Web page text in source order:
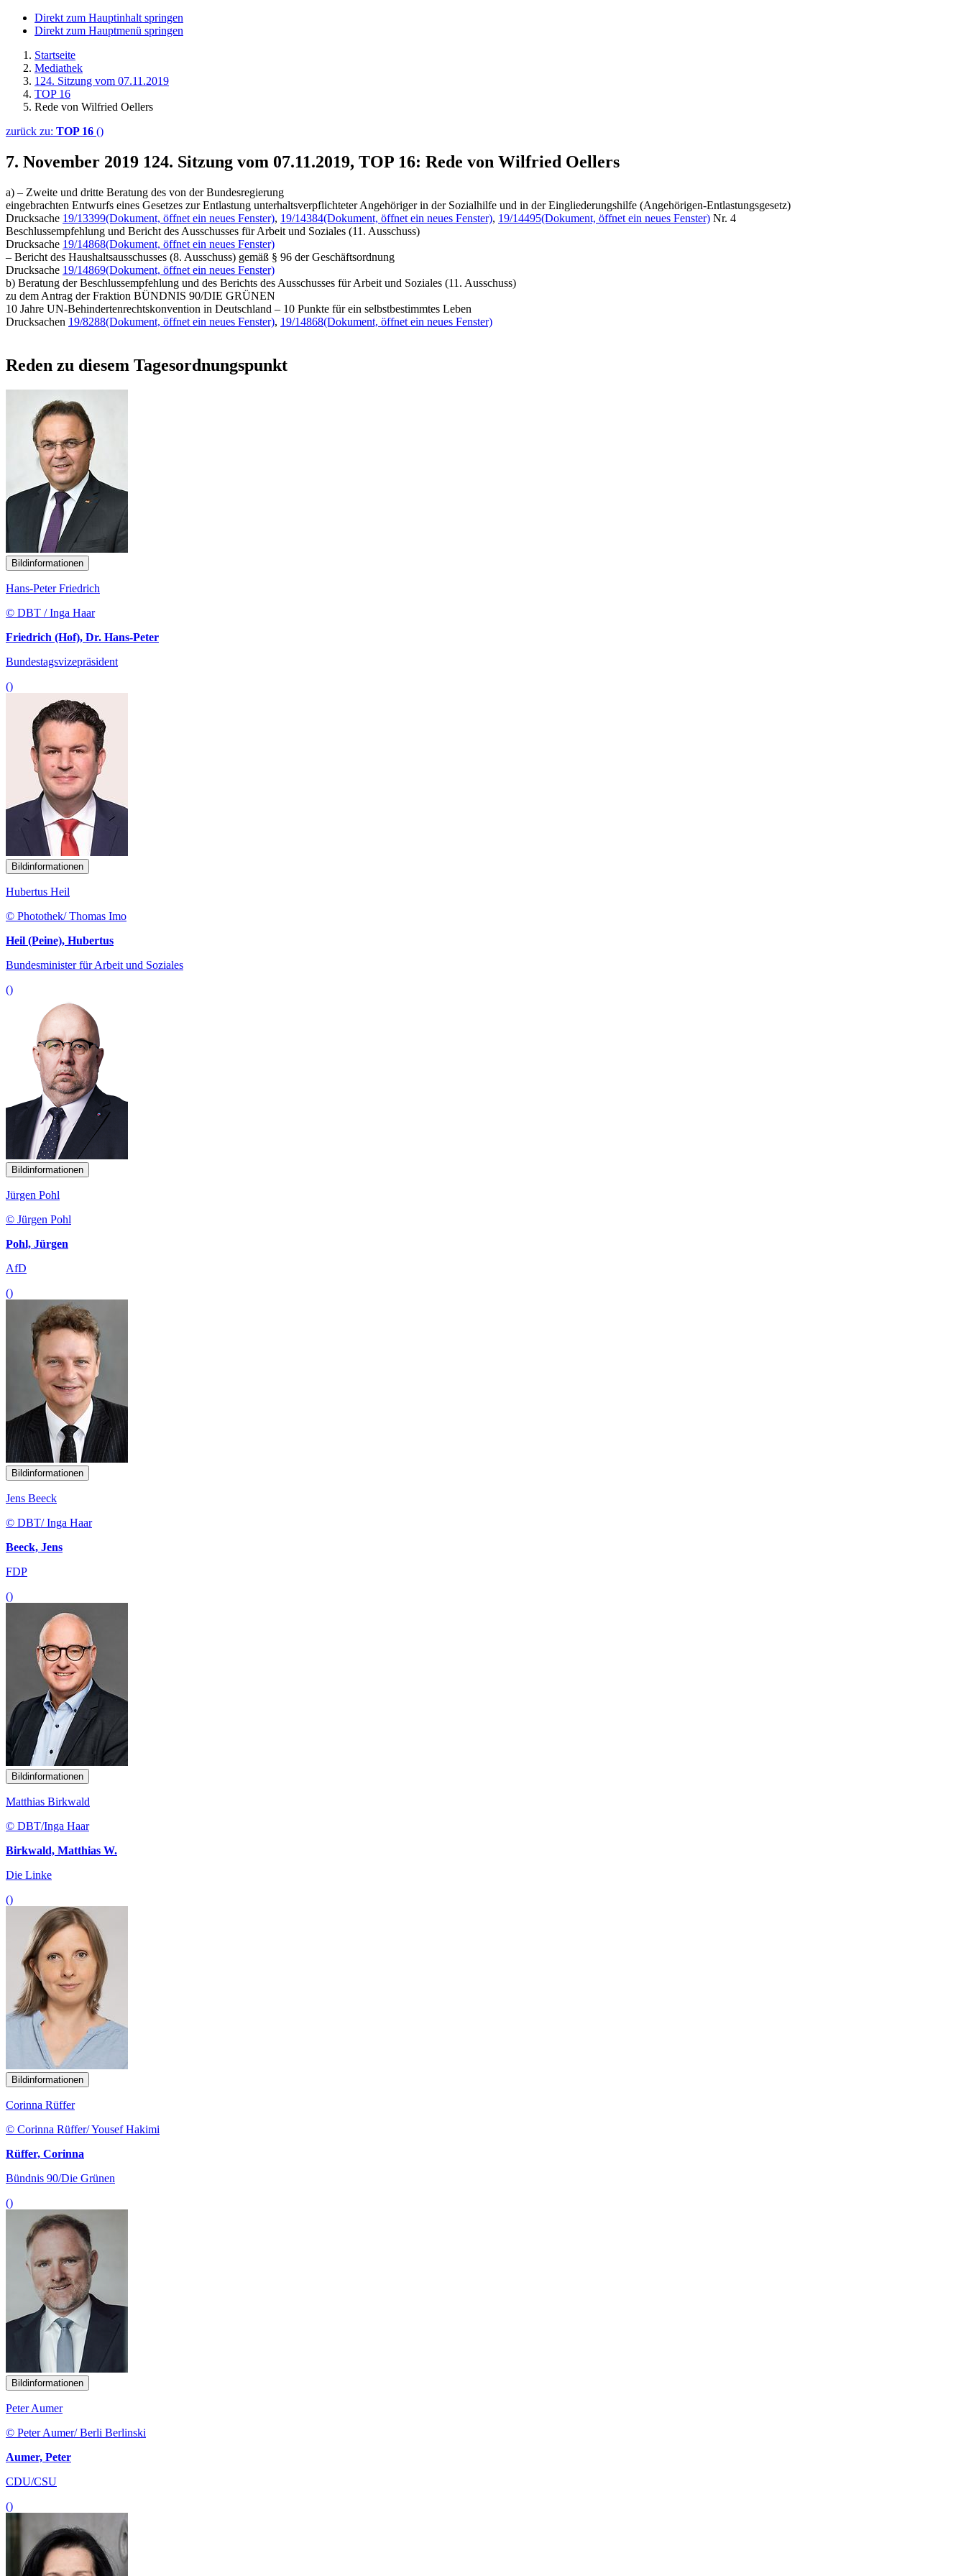
Direkt zum Hauptinhalt springen
Direkt zum Hauptmenü springen
Startseite
Mediathek
124. Sitzung vom 07.11.2019
TOP 16
Rede von Wilfried Oellers
zurück zu: TOP 16 ()
7. November 2019 124. Sitzung vom 07.11.2019, TOP 16: Rede von Wilfried Oellers
a) – Zweite und dritte Beratung des von der Bundesregierung
eingebrachten Entwurfs eines Gesetzes zur Entlastung unterhaltsverpflichteter Angehöriger in der Sozialhilfe und in der Eingliederungshilfe (Angehörigen-Entlastungsgesetz)
Drucksache 19/13399(Dokument, öffnet ein neues Fenster), 19/14384(Dokument, öffnet ein neues Fenster), 19/14495(Dokument, öffnet ein neues Fenster) Nr. 4
Beschlussempfehlung und Bericht des Ausschusses für Arbeit und Soziales (11. Ausschuss)
Drucksache 19/14868(Dokument, öffnet ein neues Fenster)
– Bericht des Haushaltsausschusses (8. Ausschuss) gemäß § 96 der Geschäftsordnung
Drucksache 19/14869(Dokument, öffnet ein neues Fenster)
b) Beratung der Beschlussempfehlung und des Berichts des Ausschusses für Arbeit und Soziales (11. Ausschuss)
zu dem Antrag der Fraktion BÜNDNIS 90/DIE GRÜNEN
10 Jahre UN-Behindertenrechtskonvention in Deutschland – 10 Punkte für ein selbstbestimmtes Leben
Drucksachen 19/8288(Dokument, öffnet ein neues Fenster), 19/14868(Dokument, öffnet ein neues Fenster)
Reden zu diesem Tagesordnungspunkt
Bildinformationen
Hans-Peter Friedrich
© DBT / Inga Haar
Friedrich (Hof), Dr. Hans-Peter
Bundestagsvizepräsident
()
Bildinformationen
Hubertus Heil
© Photothek/ Thomas Imo
Heil (Peine), Hubertus
Bundesminister für Arbeit und Soziales
()
Bildinformationen
Jürgen Pohl
© Jürgen Pohl
Pohl, Jürgen
AfD
()
Bildinformationen
Jens Beeck
© DBT/ Inga Haar
Beeck, Jens
FDP
()
Bildinformationen
Matthias Birkwald
© DBT/Inga Haar
Birkwald, Matthias W.
Die Linke
()
Bildinformationen
Corinna Rüffer
© Corinna Rüffer/ Yousef Hakimi
Rüffer, Corinna
Bündnis 90/Die Grünen
()
Bildinformationen
Peter Aumer
© Peter Aumer/ Berli Berlinski
Aumer, Peter
CDU/CSU
()